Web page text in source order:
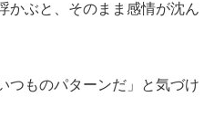
かぶと、そのまま感情が沈ん
つものパターンだ」と気づけ